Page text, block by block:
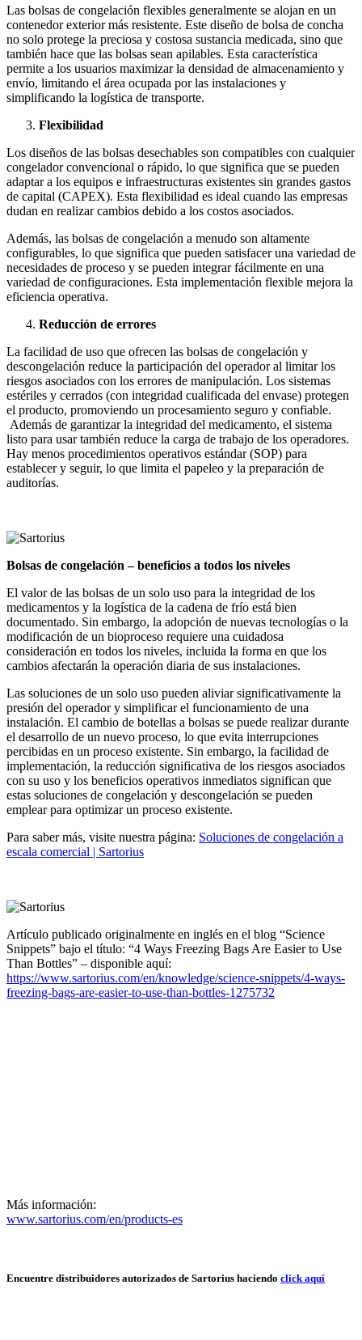
Las bolsas de congelación flexibles generalmente se alojan en un
contenedor exterior más resistente. Este diseño de bolsa de concha
no solo protege la preciosa y costosa sustancia medicada, sino que
también hace que las bolsas sean apilables. Esta característica
permite a los usuarios maximizar la densidad de almacenamiento y
envío, limitando el área ocupada por las instalaciones y
simplificando la logística de transporte.
Flexibilidad
Los diseños de las bolsas desechables son compatibles con cualquier
congelador convencional o rápido, lo que significa que se pueden
adaptar a los equipos e infraestructuras existentes sin grandes gastos
de capital (CAPEX). Esta flexibilidad es ideal cuando las empresas
dudan en realizar cambios debido a los costos asociados.
Además, las bolsas de congelación a menudo son altamente
configurables, lo que significa que pueden satisfacer una variedad de
necesidades de proceso y se pueden integrar fácilmente en una
variedad de configuraciones. Esta implementación flexible mejora la
eficiencia operativa.
Reducción de errores
La facilidad de uso que ofrecen las bolsas de congelación y
descongelación reduce la participación del operador al limitar los
riesgos asociados con los errores de manipulación. Los sistemas
estériles y cerrados (con integridad cualificada del envase) protegen
el producto, promoviendo un procesamiento seguro y confiable.
Además de garantizar la integridad del medicamento, el sistema
listo para usar también reduce la carga de trabajo de los operadores.
Hay menos procedimientos operativos estándar (SOP) para
establecer y seguir, lo que limita el papeleo y la preparación de
auditorías.
Bolsas de congelación – beneficios a todos los niveles
El valor de las bolsas de un solo uso para la integridad de los
medicamentos y la logística de la cadena de frío está bien
documentado. Sin embargo, la adopción de nuevas tecnologías o la
modificación de un bioproceso requiere una cuidadosa
consideración en todos los niveles, incluida la forma en que los
cambios afectarán la operación diaria de sus instalaciones.
Las soluciones de un solo uso pueden aliviar significativamente la
presión del operador y simplificar el funcionamiento de una
instalación. El cambio de botellas a bolsas se puede realizar durante
el desarrollo de un nuevo proceso, lo que evita interrupciones
percibidas en un proceso existente. Sin embargo, la facilidad de
implementación, la reducción significativa de los riesgos asociados
con su uso y los beneficios operativos inmediatos significan que
estas soluciones de congelación y descongelación se pueden
emplear para optimizar un proceso existente.
Para saber más, visite nuestra página: Soluciones de congelación a
escala comercial | Sartorius
Artículo publicado originalmente en inglés en el blog “Science
Snippets” bajo el título: “4 Ways Freezing Bags Are Easier to Use
Than Bottles” – disponible aquí:
https://www.sartorius.com/en/knowledge/science-snippets/4-ways-
freezing-bags-are-easier-to-use-than-bottles-1275732
Más información:
www.sartorius.com/en/products-es
Encuentre distribuidores autorizados de Sartorius haciendo click aquí